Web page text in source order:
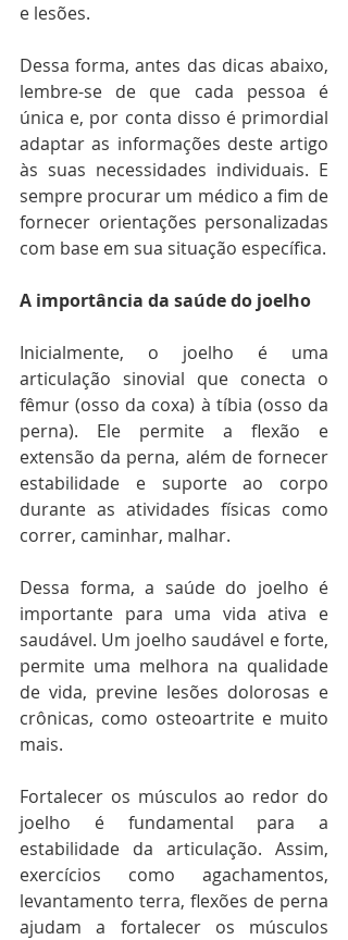
e lesões.
Dessa forma, antes das dicas abaixo,
lembre-se de que cada pessoa é
única e, por conta disso é primordial
adaptar as informações deste artigo
às suas necessidades individuais. E
sempre procurar um médico a fim de
fornecer orientações personalizadas
A importância da saúde do joelho
Inicialmente, o joelho é uma
articulação sinovial que conecta o
fêmur (osso da coxa) à tíbia (osso da
perna). Ele permite a flexão e
extensão da perna, além de fornecer
estabilidade e suporte ao corpo
durante as atividades físicas como
correr, caminhar, malhar.
Dessa forma, a saúde do joelho é
importante para uma vida ativa e
saudável. Um joelho saudável e forte,
permite uma melhora na qualidade
de vida, previne lesões dolorosas e
crônicas, como osteoartrite e muito
mais.
Fortalecer os músculos ao redor do
joelho é fundamental para a
estabilidade da articulação. Assim,
exercícios como agachamentos,
levantamento terra, flexões de perna
ajudam a fortalecer os músculos